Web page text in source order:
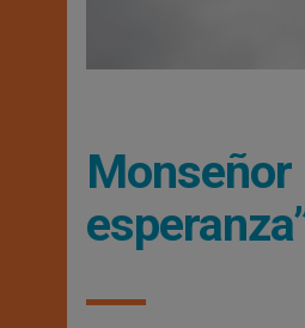
Monseñor